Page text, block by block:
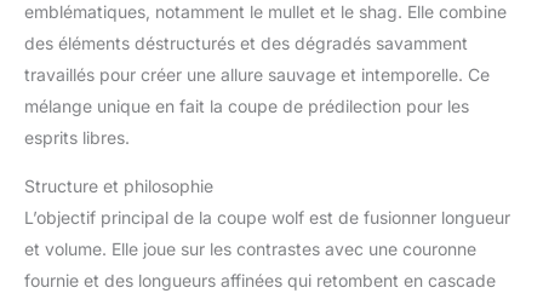
emblématiques, notamment le mullet et le shag. Elle combine
des éléments déstructurés et des dégradés savamment
travaillés pour créer une allure sauvage et intemporelle. Ce
mélange unique en fait la coupe de prédilection pour les
esprits libres.
Structure et philosophie
L’objectif principal de la coupe wolf est de fusionner longueur
et volume. Elle joue sur les contrastes avec une couronne
fournie et des longueurs affinées qui retombent en cascade